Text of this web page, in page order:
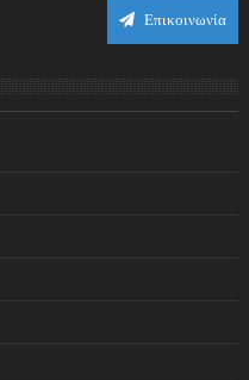
Επικοινωνία